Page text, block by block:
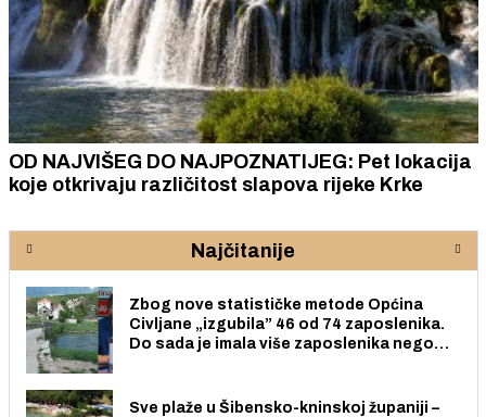
OD NAJVIŠEG DO NAJPOZNATIJEG: Pet lokacija
koje otkrivaju različitost slapova rijeke Krke
Najčitanije
Zbog nove statističke metode Općina
Civljane „izgubila” 46 od 74 zaposlenika.
Do sada je imala više zaposlenika nego
Sve plaže u Šibensko-kninskoj županiji –